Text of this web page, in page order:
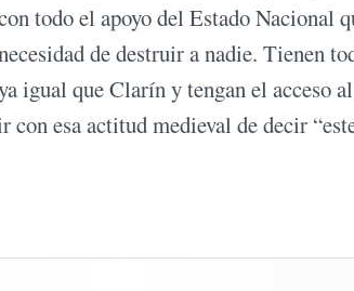
todo el apoyo del Estado Nacional
de destruir a nadie. Tienen
igual que Clarín y tengan el acceso
con esa actitud medieval de decir